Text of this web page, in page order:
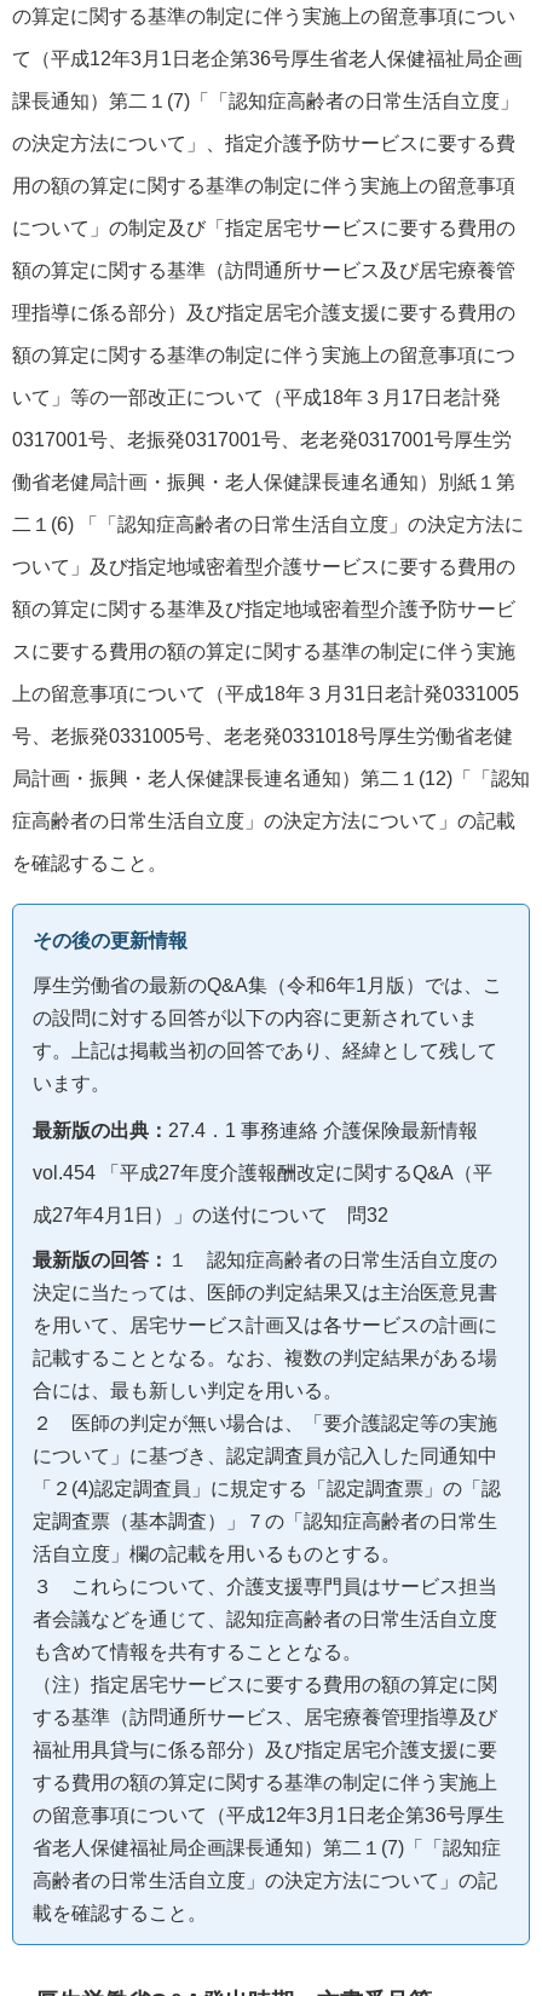
の算定に関する基準の制定に伴う実施上の留意事項につい
て（平成12年3月1日老企第36号厚生省老人保健福祉局企画
課長通知）第二１(7)「「認知症高齢者の日常生活自立度」
の決定方法について」、指定介護予防サービスに要する費
用の額の算定に関する基準の制定に伴う実施上の留意事項
について」の制定及び「指定居宅サービスに要する費用の
額の算定に関する基準（訪問通所サービス及び居宅療養管
理指導に係る部分）及び指定居宅介護支援に要する費用の
額の算定に関する基準の制定に伴う実施上の留意事項につ
いて」等の一部改正について（平成18年３月17日老計発
0317001号、老振発0317001号、老老発0317001号厚生労
働省老健局計画・振興・老人保健課長連名通知）別紙１第
二１(6) 「「認知症高齢者の日常生活自立度」の決定方法に
ついて」及び指定地域密着型介護サービスに要する費用の
額の算定に関する基準及び指定地域密着型介護予防サービ
スに要する費用の額の算定に関する基準の制定に伴う実施
上の留意事項について（平成18年３月31日老計発0331005
号、老振発0331005号、老老発0331018号厚生労働省老健
局計画・振興・老人保健課長連名通知）第二１(12)「「認知
症高齢者の日常生活自立度」の決定方法について」の記載
を確認すること。
その後の更新情報
厚生労働省の最新のQ&A集（令和6年1月版）では、こ
の設問に対する回答が以下の内容に更新されていま
す。上記は掲載当初の回答であり、経緯として残して
います。
最新版の出典： 27.4．1 事務連絡 介護保険最新情報
vol.454 「平成27年度介護報酬改定に関するQ&A（平
成27年4月1日）」の送付について 問32
最新版の回答：
１ 認知症高齢者の日常生活自立度の
決定に当たっては、医師の判定結果又は主治医意見書
を用いて、居宅サービス計画又は各サービスの計画に
記載することとなる。なお、複数の判定結果がある場
合には、最も新しい判定を用いる。
２ 医師の判定が無い場合は、「要介護認定等の実施
について」に基づき、認定調査員が記入した同通知中
「２(4)認定調査員」に規定する「認定調査票」の「認
定調査票（基本調査）」７の「認知症高齢者の日常生
活自立度」欄の記載を用いるものとする。
３ これらについて、介護支援専門員はサービス担当
者会議などを通じて、認知症高齢者の日常生活自立度
も含めて情報を共有することとなる。
（注）指定居宅サービスに要する費用の額の算定に関
する基準（訪問通所サービス、居宅療養管理指導及び
福祉用具貸与に係る部分）及び指定居宅介護支援に要
する費用の額の算定に関する基準の制定に伴う実施上
の留意事項について（平成12年3月1日老企第36号厚生
省老人保健福祉局企画課長通知）第二１(7)「「認知症
高齢者の日常生活自立度」の決定方法について」の記
載を確認すること。